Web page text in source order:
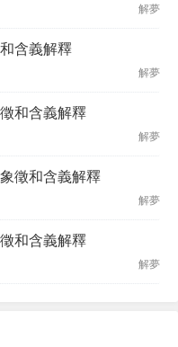
解夢
含義解釋
解夢
和含義解釋
解夢
徵和含義解釋
解夢
和含義解釋
解夢